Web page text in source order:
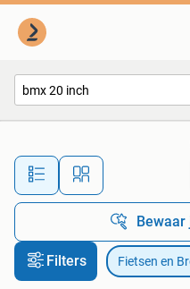
Alle
Bewaar
Filters Fietsen en